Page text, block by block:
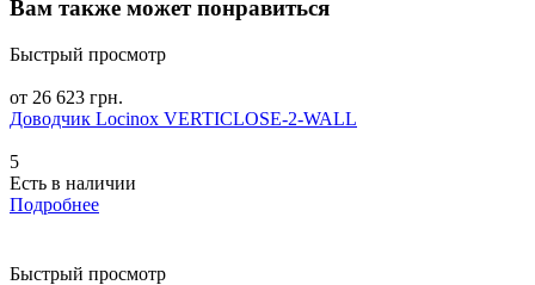
Вам также может понравиться
Быстрый просмотр
от 26 623 грн.
Доводчик Locinox VERTICLOSE-2-WALL
5
Есть в наличии
Подробнее
Быстрый просмотр